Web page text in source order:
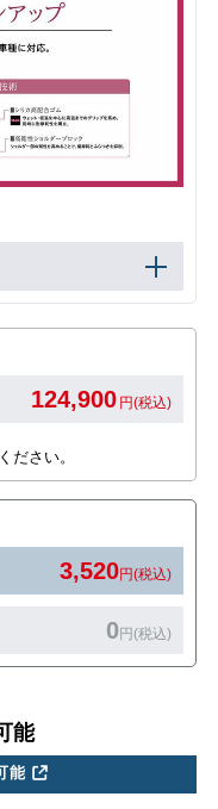
124,900 円(税込)
ださい。
3,520円(税込)
0円(税込)
能
能